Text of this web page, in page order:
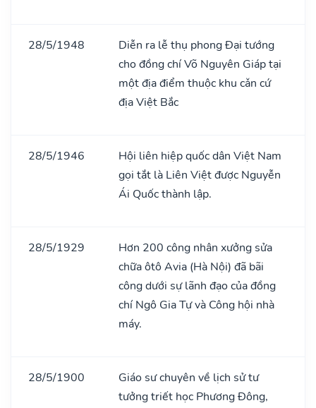
28/5/1948
Diễn ra lễ thụ phong Đại tướng
cho đồng chí Võ Nguyên Giáp tại
một địa điểm thuộc khu cǎn cứ
địa Việt Bắc
28/5/1946
Hội liên hiệp quốc dân Việt Nam
gọi tắt là Liên Việt được Nguyễn
Ái Quốc thành lập.
28/5/1929
Hơn 200 công nhân xưởng sửa
chữa ôtô Avia (Hà Nội) đã bãi
công dưới sự lãnh đạo của đồng
chí Ngô Gia Tự và Công hội nhà
máy.
28/5/1900
Giáo sư chuyên về lịch sử tư
tưởng triết học Phương Đông,